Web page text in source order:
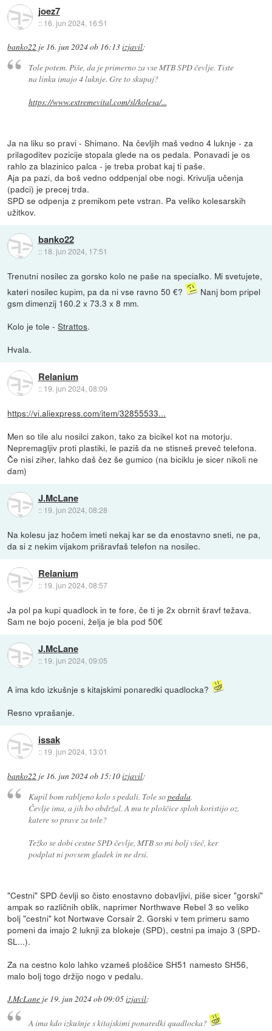
joez7
:: 16. jun 2024, 16:51
banko22 je 16. jun 2024 ob 16:13izjavil:
Tole potem. Piše, da je primerno za vse MTB SPD čevlje. Tiste
na linku imajo 4 luknje. Gre to skupaj?
https://www.extremevital.com/sl/kolesa/...
Ja na liku so pravi - Shimano. Na čevljih maš vedno 4 luknje - za
prilagoditev pozicije stopala glede na os pedala. Ponavadi je os
rahlo za blazinico palca - je treba probat kaj ti paše.
Aja pa pazi, da boš vedno oddpenjal obe nogi. Krivulja učenja
(padci) je precej trda.
SPD se odpenja z premikom pete vstran. Pa veliko kolesarskih
užitkov.
banko22
:: 18. jun 2024, 17:51
Trenutni nosilec za gorsko kolo ne paše na specialko. Mi svetujete,
kateri nosilec kupim, pa da ni vse ravno 50 €?
Nanj bom pripel
gsm dimenzij 160.2 x 73.3 x 8 mm.
Kolo je tole -Strattos.
Hvala.
Relanium
:: 19. jun 2024, 08:09
https://vi.aliexpress.com/item/32855533...
Men so tile alu nosilci zakon, tako za bicikel kot na motorju.
Nepremagljiv proti plastiki, le paziš da ne stisneš preveč telefona.
Če nisi ziher, lahko daš čez še gumico (na biciklu je sicer nikoli ne
dam)
J.McLane
:: 19. jun 2024, 08:28
Na kolesu jaz hočem imeti nekaj kar se da enostavno sneti, ne pa,
da si z nekim vijakom prišravfaš telefon na nosilec.
Relanium
:: 19. jun 2024, 08:57
Ja pol pa kupi quadlock in te fore, če ti je 2x obrnit šravf težava.
Sam ne bojo poceni, želja je bla pod 50€
J.McLane
:: 19. jun 2024, 09:05
A ima kdo izkušnje s kitajskimi ponaredki quadlocka?
Resno vprašanje.
issak
:: 19. jun 2024, 13:01
banko22 je 16. jun 2024 ob 15:10izjavil:
Kupil bom rabljeno kolo s pedali. Tole sopedala.
Čevlje ima, a jih bo obdržal. A mu te ploščice sploh koristijo oz.
katere so prave za tole?
Težko se dobi cestne SPD čevlje, MTB so mi bolj všeč, ker
podplat ni povsem gladek in ne drsi.
"Cestni" SPD čevlji so čisto enostavno dobavljivi, piše sicer "gorski"
ampak so različnih oblik, naprimer Northwave Rebel 3 so veliko
bolj "cestni" kot Nortwave Corsair 2. Gorski v tem primeru samo
pomeni da imajo 2 luknji za blokeje (SPD), cestni pa imajo 3 (SPD-
SL...).
Za na cestno kolo lahko vzameš ploščice SH51 namesto SH56,
malo bolj togo držijo nogo v pedalu.
J.McLane je 19. jun 2024 ob 09:05izjavil:
A ima kdo izkušnje s kitajskimi ponaredki quadlocka?